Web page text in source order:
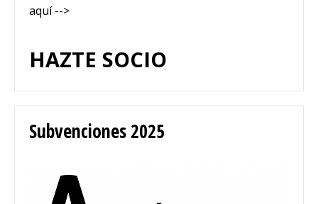
aquí -->
HAZTE SOCIO
Subvenciones 2025